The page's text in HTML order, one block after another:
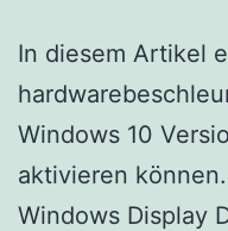
In diesem Artikel
Windows 10
aktivieren
Windows Display